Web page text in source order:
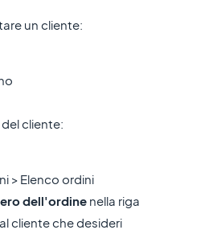
un cliente:
cliente:
> Elenco ordini
dell'ordinenella riga
cliente che desideri